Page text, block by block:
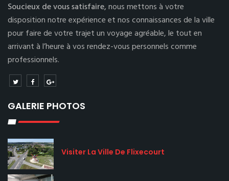
Soucieux de vous satisfaire,nous mettons à votre
disposition notre expérience et nos connaissances de la ville
pour faire de votre trajet un voyage agréable, le tout en
arrivant à l’heure à vos rendez-vous personnels comme
professionnels.
GALERIE PHOTOS
Visiter La Ville De Flixecourt